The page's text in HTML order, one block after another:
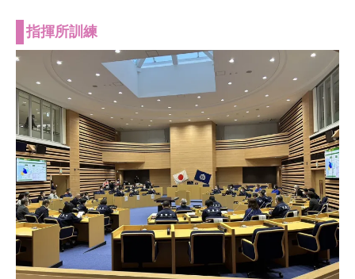
指揮所訓練